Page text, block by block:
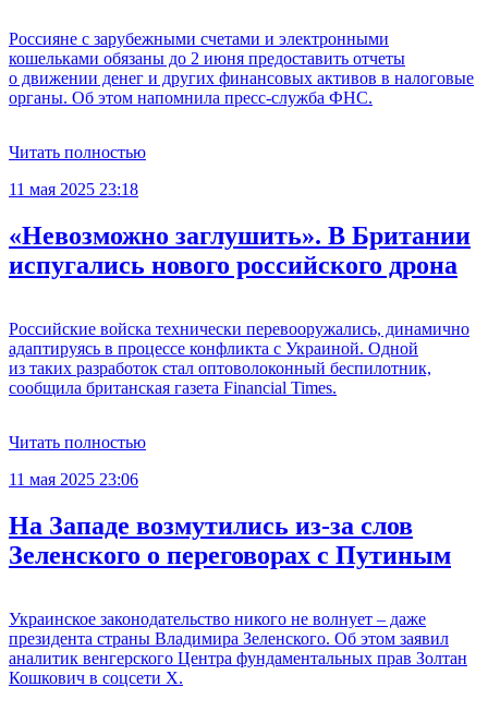
Россияне с зарубежными счетами и электронными
кошельками обязаны до 2 июня предоставить отчеты
о движении денег и других финансовых активов в налоговые
органы. Об этом напомнила пресс-служба ФНС.
Читать полностью
11 мая 2025 23:18
«Невозможно заглушить». В Британии
испугались нового российского дрона
Российские войска технически перевооружались, динамично
адаптируясь в процессе конфликта с Украиной. Одной
из таких разработок стал оптоволоконный беспилотник,
сообщила британская газета Financial Times.
Читать полностью
11 мая 2025 23:06
На Западе возмутились из-за слов
Зеленского о переговорах с Путиным
Украинское законодательство никого не волнует – даже
президента страны Владимира Зеленского. Об этом заявил
аналитик венгерского Центра фундаментальных прав Золтан
Кошкович в соцсети X.